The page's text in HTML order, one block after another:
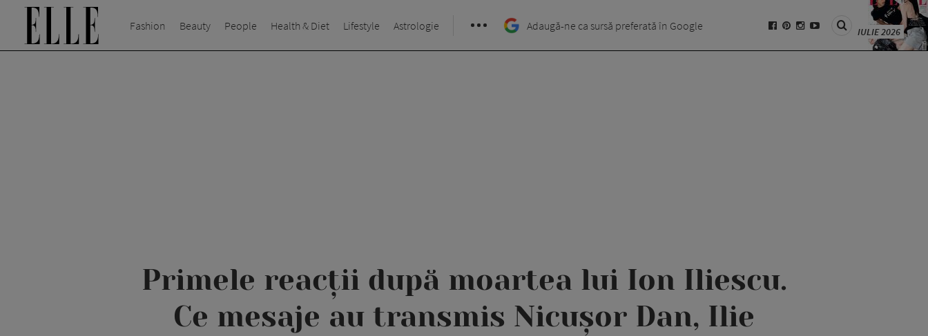
Fashion Beauty People Health & Diet Lifestyle Astrologie Adaugă-ne ca sursă preferată în Google IULIE 2026
Primele reacții după moartea lui Ion Iliescu.
Ce mesaje au transmis Nicușor Dan, Ilie